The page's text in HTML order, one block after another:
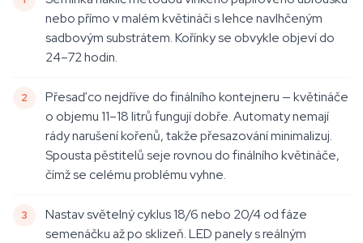
nebo přímo v malém květináči s lehce navlhčeným
sadbovým substrátem. Kořínky se obvykle objeví do
24–72 hodin.
Přesaď co nejdříve do finálního kontejneru — květináče
o objemu 11–18 litrů fungují dobře. Automaty nemají
rády narušení kořenů, takže přesazování minimalizuj.
Spousta pěstitelů seje rovnou do finálního květináče,
čímž se celému problému vyhne.
Nastav světelný cyklus 18/6 nebo 20/4 od fáze
semenáčku až po sklizeň. LED panely s reálným